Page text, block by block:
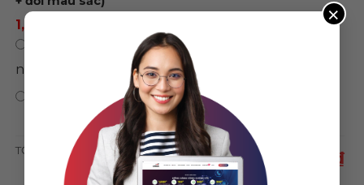
×
1,500,000 ₫
Chỉ mua theme, không sử dụng hosting
năm
Bảo hành trọn đời web 0 ₫
TỔNG CỘNG 1,950,000 ₫